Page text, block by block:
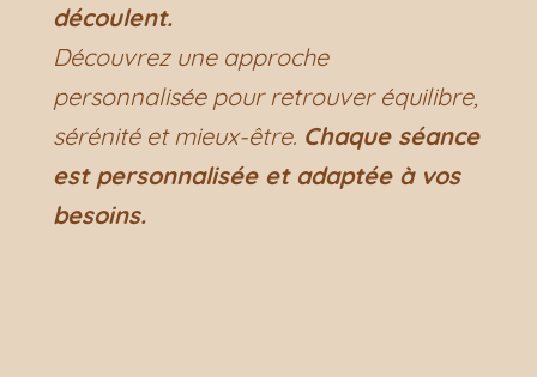
découlent.
Découvrez une approche
personnalisée pour retrouver équilibre,
sérénité et mieux-être. Chaque séance
est personnalisée et adaptée à vos
besoins.